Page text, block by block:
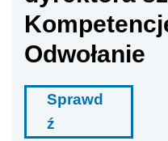
Odwołanie
Sprawd
ź